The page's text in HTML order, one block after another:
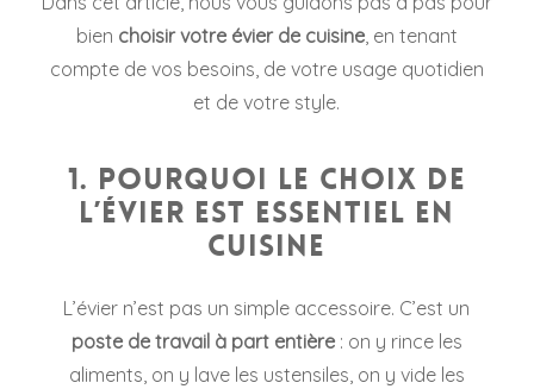
bien choisir votre évier de cuisine, en tenant
compte de vos besoins, de votre usage quotidien
et de votre style.
1. Pourquoi le choix de
l’évier est essentiel en
cuisine
L’évier n’est pas un simple accessoire. C’est un
poste de travail à part entière: on y rince les
aliments, on y lave les ustensiles, on y vide les